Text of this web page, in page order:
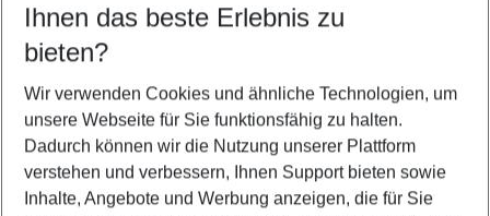
Find the perfect deal which suits your best
Your departure airport
Any airport
Select your date range
10/08/26–08/08/27 5-8 nights
Who will travel
2 adults No children
Ihnen das beste Erlebnis zu
bieten?
Wir verwenden Cookies und ähnliche Technologien, um
unsere Webseite für Sie funktionsfähig zu halten.
Dadurch können wir die Nutzung unserer Plattform
verstehen und verbessern, Ihnen Support bieten sowie
Inhalte, Angebote und Werbung anzeigen, die für Sie